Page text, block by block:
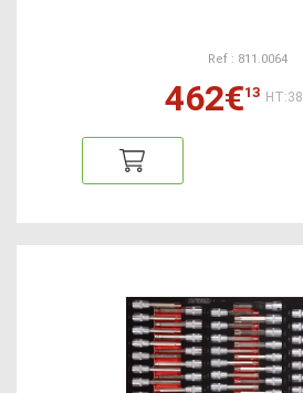
Ref : 811.0064
462€13